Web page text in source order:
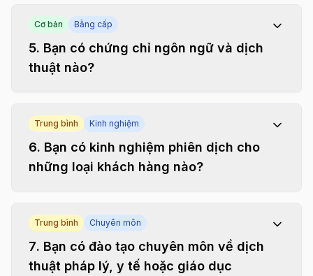
Cơ bản Bằng cấp
5. Bạn có chứng chỉ ngôn ngữ và dịch
thuật nào?
Trung bình Kinh nghiệm
6. Bạn có kinh nghiệm phiên dịch cho
những loại khách hàng nào?
Trung bình Chuyên môn
7. Bạn có đào tạo chuyên môn về dịch
thuật pháp lý, y tế hoặc giáo dục